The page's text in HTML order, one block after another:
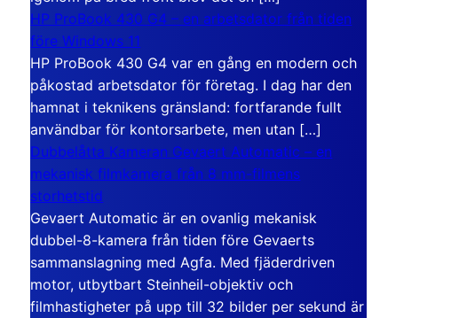
HP ProBook 430 G4 – en arbetsdator från tiden
före Windows 11
HP ProBook 430 G4 var en gång en modern och
påkostad arbetsdator för företag. I dag har den
hamnat i teknikens gränsland: fortfarande fullt
användbar för kontorsarbete, men utan […]
Dubbelåtta Kameran Gevaert Automatic – en
mekanisk filmkamera från 8 mm-filmens
storhetstid
Gevaert Automatic är en ovanlig mekanisk
dubbel-8-kamera från tiden före Gevaerts
sammanslagning med Agfa. Med fjäderdriven
motor, utbytbart Steinheil-objektiv och
filmhastigheter på upp till 32 bilder per sekund är